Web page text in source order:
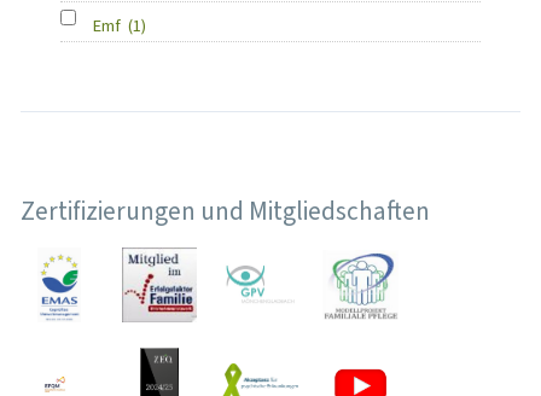
Emf (1)
Zertifizierungen und Mitgliedschaften